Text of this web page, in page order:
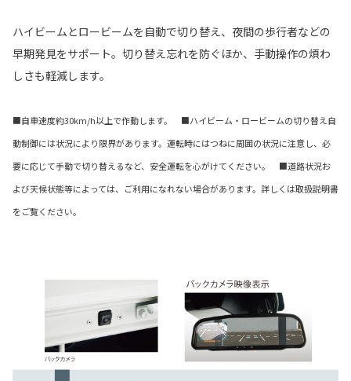
ハイビームとロービームを自動で切り替え、夜間の歩行者などの
早期発見をサポート。切り替え忘れを防ぐほか、手動操作の煩わ
しさも軽減します。
■自車速度約30km/h以上で作動します。 ■ハイビーム・ロービームの切り替え自
動制御には状況により限界があります。運転時にはつねに周囲の状況に注意し、必
要に応じて手動で切り替えるなど、安全運転を心がけてください。 ■道路状況お
よび天候状態等によっては、ご利用になれない場合があります。詳しくは取扱説明書
をご覧ください。